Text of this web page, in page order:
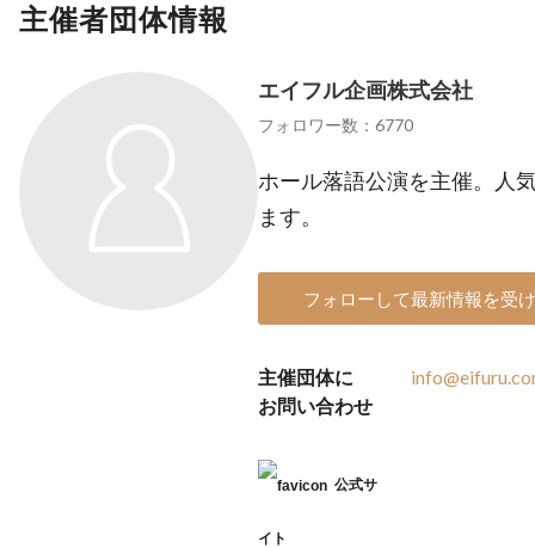
主催者団体情報
エイフル企画株式会社
フォロワー数：6770
ホール落語公演を主催。人
ます。
フォローして最新情報を受
主催団体に
お問い合わせ
公式サ
イト